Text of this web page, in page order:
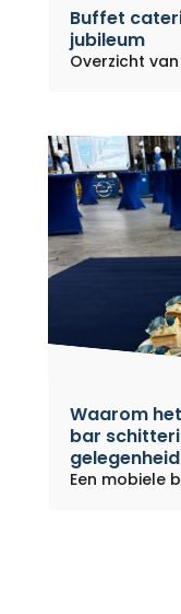
Buffet
jubileum
Overzicht
Waarom
bar
gelegenheid
Een mobiele